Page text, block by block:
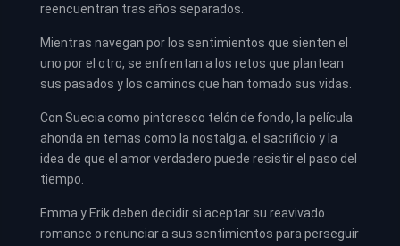
reencuentran tras años separados.
Mientras navegan por los sentimientos que sienten el
uno por el otro, se enfrentan a los retos que plantean
sus pasados y los caminos que han tomado sus vidas.
Con Suecia como pintoresco telón de fondo, la película
ahonda en temas como la nostalgia, el sacrificio y la
idea de que el amor verdadero puede resistir el paso del
tiempo.
Emma y Erik deben decidir si aceptar su reavivado
romance o renunciar a sus sentimientos para perseguir